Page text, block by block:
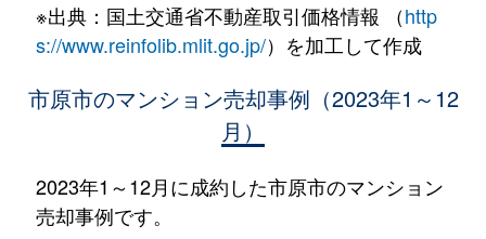
※出典：国土交通省不動産取引価格情報 （http
s://www.reinfolib.mlit.go.jp/）を加工して作成
市原市のマンション売却事例（2023年1～12
月）
2023年1～12月に成約した市原市のマンション
売却事例です。